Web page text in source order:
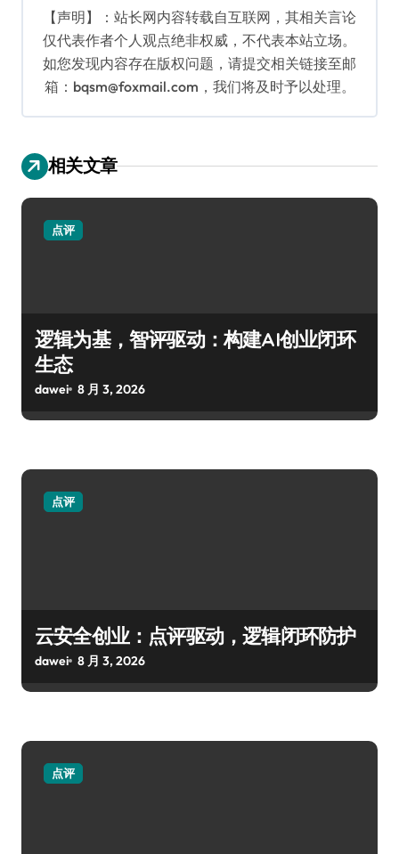
【声明】：站长网内容转载自互联网，其相关言论
仅代表作者个人观点绝非权威，不代表本站立场。
如您发现内容存在版权问题，请提交相关链接至邮
箱：bqsm@foxmail.com，我们将及时予以处理。
相关文章
点评
逻辑为基，智评驱动：构建AI创业闭环
生态
dawei 8 月 3, 2026
点评
云安全创业：点评驱动，逻辑闭环防护
dawei 8 月 3, 2026
点评